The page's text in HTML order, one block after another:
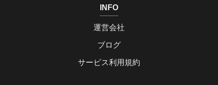
INFO
運営会社
ブログ
サービス利用規約